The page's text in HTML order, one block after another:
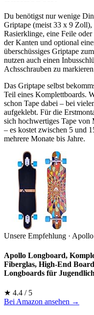
Du benötigst nur wenige
Griptape (meist 33 x 9 Zoll),
Rasierklinge, eine Feile
der Kanten und optional
überschüssiges Griptape
nutzen auch einen
Achsschrauben zu
Das Griptape selbst
Teil eines Komplettboards.
schon Tape dabei – bei
aufgeklebt. Für die
sich hochwertiges Tape
– es kostet zwischen 5 und
mehrere Monate bis Jahre.
Unsere Empfehlung · Apollo
Apollo Longboard,
Fiberglas, High-End
Longboards für
★ 4.4 / 5
Bei Amazon ansehen →